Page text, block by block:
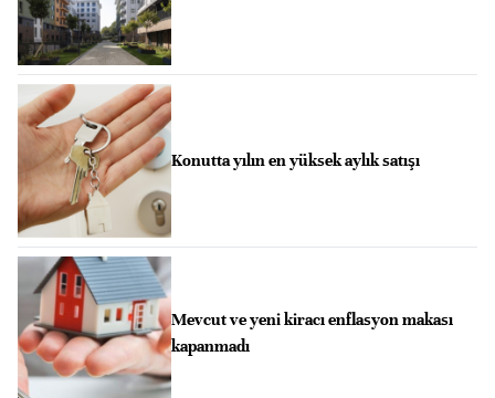
Konutta yılın en yüksek aylık satışı
Mevcut ve yeni kiracı enflasyon makası
kapanmadı